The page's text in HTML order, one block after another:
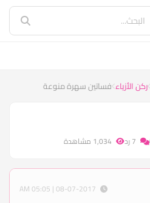
ركن الأزياء فساتين سهرة منوعة